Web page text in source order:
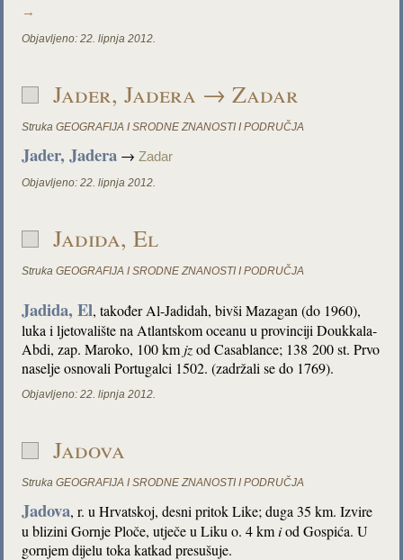
→
Objavljeno: 22. lipnja 2012.
Jader, Jadera → Zadar
Struka GEOGRAFIJA I SRODNE ZNANOSTI I PODRUČJA
Jader, Jadera →Zadar
Objavljeno: 22. lipnja 2012.
Jadida, El
Struka GEOGRAFIJA I SRODNE ZNANOSTI I PODRUČJA
Jadida, El, također Al-Jadidah, bivši Mazagan (do 1960),
luka i ljetovalište na Atlantskom oceanu u provinciji Doukkala-
Abdi, zap. Maroko, 100 km jzod Casablance; 138 200 st. Prvo
naselje osnovali Portugalci 1502. (zadržali se do 1769).
Objavljeno: 22. lipnja 2012.
Jadova
Struka GEOGRAFIJA I SRODNE ZNANOSTI I PODRUČJA
Jadova, r. u Hrvatskoj, desni pritok Like; duga 35 km. Izvire
u blizini Gornje Ploče, utječe u Liku o. 4 kmiod Gospića. U
gornjem dijelu toka katkad presušuje.